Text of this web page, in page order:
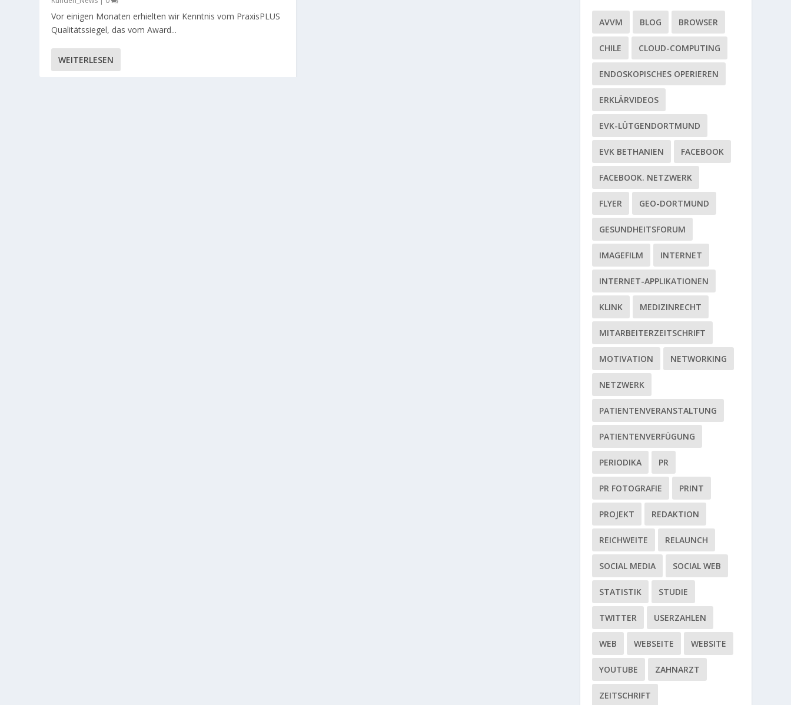
Vor einigen Monaten erhielten wir Kenntnis vom PraxisPLUS
Qualitätssiegel, das vom Award...
WEITERLESEN
AVVM BLOG BROWSER
CHILE CLOUD-COMPUTING
ENDOSKOPISCHES OPERIEREN
ERKLÄRVIDEOS
EVK-LÜTGENDORTMUND
EVK BETHANIEN FACEBOOK
FACEBOOK. NETZWERK
FLYER GEO-DORTMUND
GESUNDHEITSFORUM
IMAGEFILM INTERNET
INTERNET-APPLIKATIONEN
KLINK MEDIZINRECHT
MITARBEITERZEITSCHRIFT
MOTIVATION NETWORKING
NETZWERK
PATIENTENVERANSTALTUNG
PATIENTENVERFÜGUNG
PERIODIKA PR
PR FOTOGRAFIE PRINT
PROJEKT REDAKTION
REICHWEITE RELAUNCH
SOCIAL MEDIA SOCIAL WEB
STATISTIK STUDIE
TWITTER USERZAHLEN
WEB WEBSEITE WEBSITE
YOUTUBE ZAHNARZT
ZEITSCHRIFT